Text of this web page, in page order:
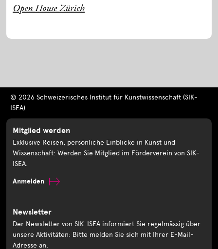
Open House Zürich
© 2026 Schweizerisches Institut für Kunstwissenschaft (SIK-
ISEA)
Mitglied werden
Exklusive Reisen, persönliche Einblicke in Kunst und
Wissenschaft: Werden Sie Mitglied im Förderverein von SIK-
ISEA.
Anmelden
Newsletter
Der Newsletter von SIK-ISEA informiert Sie regelmässig über
unsere Aktivitäten: Bitte melden Sie sich mit Ihrer E-Mail-
Adresse an.